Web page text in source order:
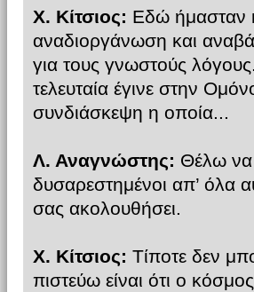
Χ. Κίτσιος: Εδώ ήμασταν
αναδιοργάνωση και
για τους γνωστούς λόγους.
τελευταία έγινε στην
συνδιάσκεψη η οποία...
Λ. Αναγνώστης: Θέλω να
δυσαρεστημένοι απ’ όλα
σας ακολουθήσει.
Χ. Κίτσιος: Τίποτε δεν
πιστεύω είναι ότι ο